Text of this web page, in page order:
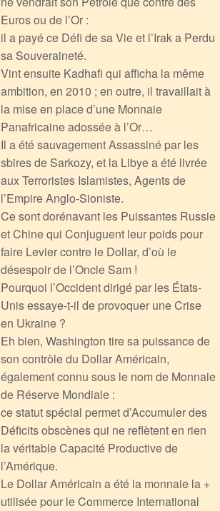
Euros ou de l’Or :
il a payé ce Défi de sa Vie et l’Irak a Perdu
sa Souveraineté.
Vint ensuite Kadhafi qui afficha la même
ambition, en 2010 ; en outre, il travaillait à
la mise en place d’une Monnaie
Panafricaine adossée à l’Or…
Il a été sauvagement Assassiné par les
sbires de Sarkozy, et la Libye a été livrée
aux Terroristes Islamistes, Agents de
l’Empire Anglo-Sioniste.
Ce sont dorénavant les Puissantes Russie
et Chine qui Conjuguent leur poids pour
faire Levier contre le Dollar, d’où le
désespoir de l’Oncle Sam !
Pourquoi l’Occident dirigé par les États-
Unis essaye-t-il de provoquer une Crise
en Ukraine ?
Eh bien, Washington tire sa puissance de
son contrôle du Dollar Américain,
également connu sous le nom de Monnaie
de Réserve Mondiale :
ce statut spécial permet d’Accumuler des
Déficits obscènes qui ne reflètent en rien
la véritable Capacité Productive de
l’Amérique.
Le Dollar Américain a été la monnaie la +
utilisée pour le Commerce International